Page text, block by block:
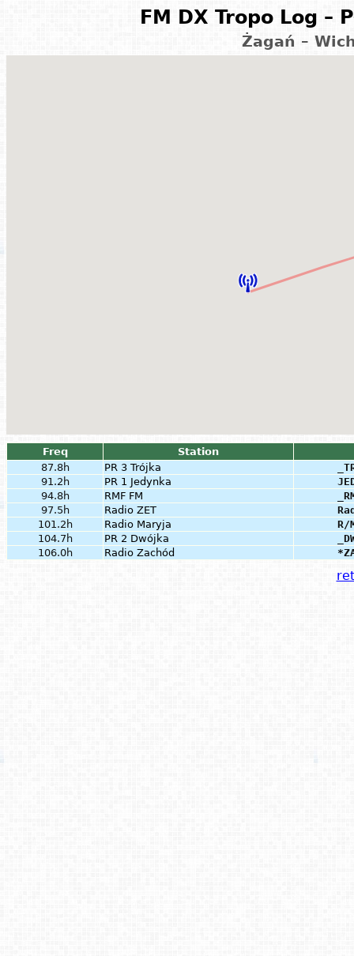
FM DX Tropo Log –
Żagań –
Freq
Station
87.8h
PR 3 Trójka
91.2h
PR 1 Jedynka
94.8h
RMF FM
97.5h
Radio ZET
101.2h
Radio Maryja
R/
104.7h
PR 2 Dwójka
106.0h
Radio Zachód